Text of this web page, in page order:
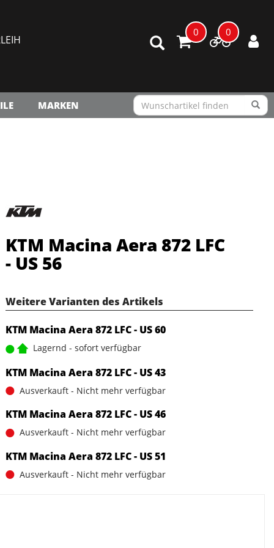
0 0
MARKEN
KTM Macina Aera 872 LFC
- US 56
Weitere Varianten des Artikels
KTM Macina Aera 872 LFC - US 60
Lagernd - sofort verfügbar
KTM Macina Aera 872 LFC - US 43
Ausverkauft - Nicht mehr verfügbar
KTM Macina Aera 872 LFC - US 46
Ausverkauft - Nicht mehr verfügbar
KTM Macina Aera 872 LFC - US 51
Ausverkauft - Nicht mehr verfügbar